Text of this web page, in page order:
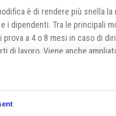
è di rendere più snella
i dipendenti. Tra le principali
a 4 o 8 mesi in caso di
di lavoro. Viene anche
in valute estere come euro,
alcuni aspetti riguardanti i
la morte di un caro o per il